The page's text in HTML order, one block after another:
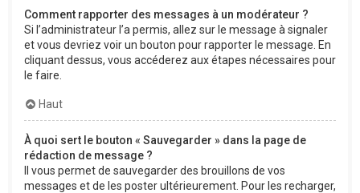
Comment rapporter des messages à un modérateur ?
Si l’administrateur l’a permis, allez sur le message à signaler
et vous devriez voir un bouton pour rapporter le message. En
cliquant dessus, vous accéderez aux étapes nécessaires pour
le faire.
Haut
À quoi sert le bouton « Sauvegarder » dans la page de
rédaction de message ?
Il vous permet de sauvegarder des brouillons de vos
messages et de les poster ultérieurement. Pour les recharger,